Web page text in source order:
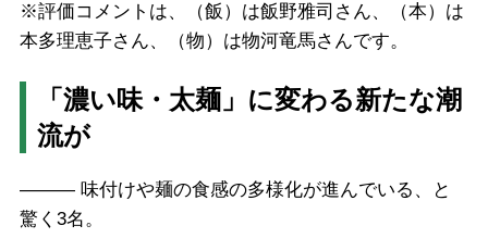
※評価コメントは、（飯）は飯野雅司さん、（本）は
本多理恵子さん、（物）は物河竜馬さんです。
「濃い味・太麺」に変わる新たな潮
流が
――― 味付けや麺の食感の多様化が進んでいる、と
驚く3名。